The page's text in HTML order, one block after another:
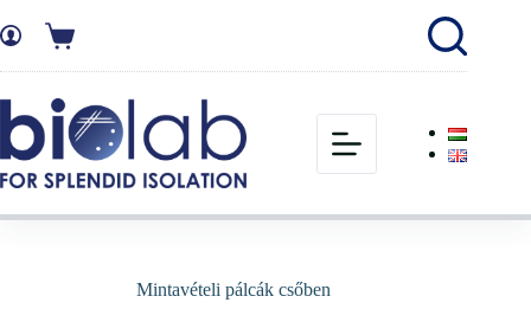
Mintavételi pálcák csőben